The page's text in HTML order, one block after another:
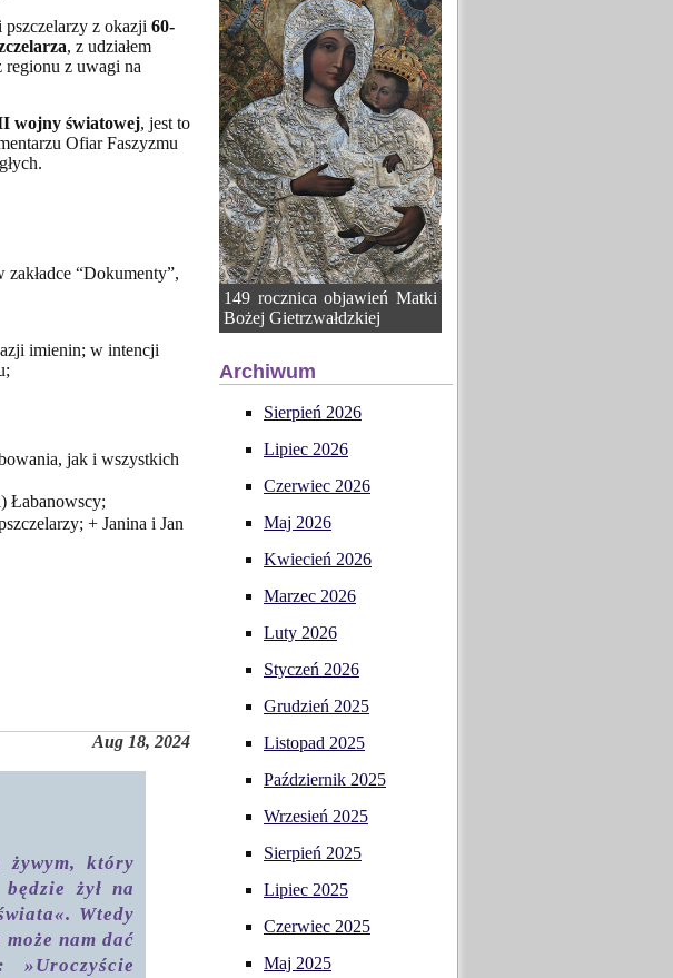
z okazji 60-
, z udziałem
regionu z uwagi na
wojny światowej, jest to
Ofiar Faszyzmu
“Dokumenty”,
imienin; w intencji
jak i wszystkich
Łabanowscy;
+ Janina i Jan
Aug 18, 2024
żywym, który
żył na
Wtedy
nam dać
»Uroczyście
149 rocznica objawień Matki
Bożej Gietrzwałdzkiej
Archiwum
Sierpień 2026
Lipiec 2026
Czerwiec 2026
Maj 2026
Kwiecień 2026
Marzec 2026
Luty 2026
Styczeń 2026
Grudzień 2025
Listopad 2025
Październik 2025
Wrzesień 2025
Sierpień 2025
Lipiec 2025
Czerwiec 2025
Maj 2025